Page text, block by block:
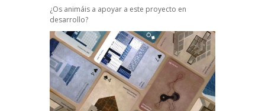
¿Os animáis a apoyar a este proyecto en
desarrollo?